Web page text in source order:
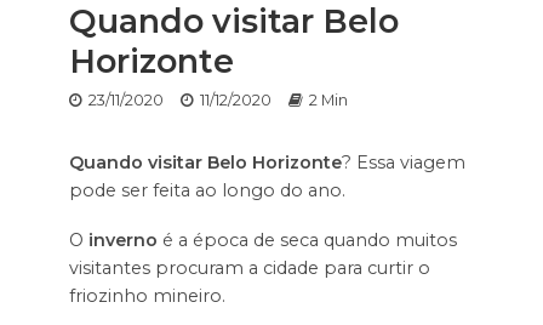
Quando visitar Belo
Horizonte
23/11/2020 11/12/2020 2 Min
Quando visitar Belo Horizonte? Essa viagem
pode ser feita ao longo do ano.
O inverno é a época de seca quando muitos
visitantes procuram a cidade para curtir o
friozinho mineiro.